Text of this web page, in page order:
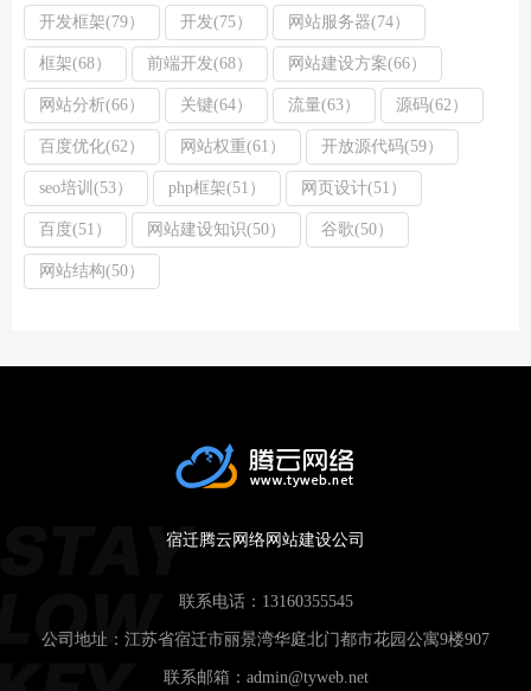
开发框架(79） 开发(75） 网站服务器(74）
框架(68） 前端开发(68） 网站建设方案(66）
网站分析(66） 关键(64） 流量(63） 源码(62）
百度优化(62） 网站权重(61） 开放源代码(59）
seo培训(53） php框架(51） 网页设计(51）
百度(51） 网站建设知识(50） 谷歌(50）
网站结构(50）
宿迁腾云网络网站建设公司
联系电话： 13160355545
公司地址：江苏省宿迁市丽景湾华庭北门都市花园公寓9楼907
联系邮箱： admin@tyweb.net